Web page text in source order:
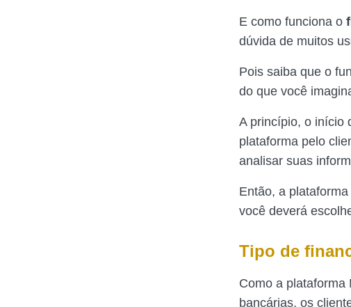
E como funciona o
dúvida de muitos
Pois saiba que o
do que você
A princípio, o início
plataforma pelo
analisar suas
Então, a
você deverá
Tipo de
Como a plataforma
bancárias, os